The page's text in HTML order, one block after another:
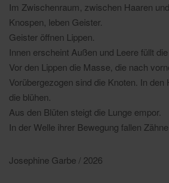
Im Zwischenraum, zwischen Haaren
Knospen, leben Geister.
Geister öffnen Lippen.
Innen erscheint Außen und Leere füllt die
Vor den Lippen die Masse, die nach
Vorübergezogen sind die Knoten. In den
die blühen.
Aus den Blüten steigt die Lunge empor.
In der Welle ihrer Bewegung fallen
Josephine Garbe / 2026